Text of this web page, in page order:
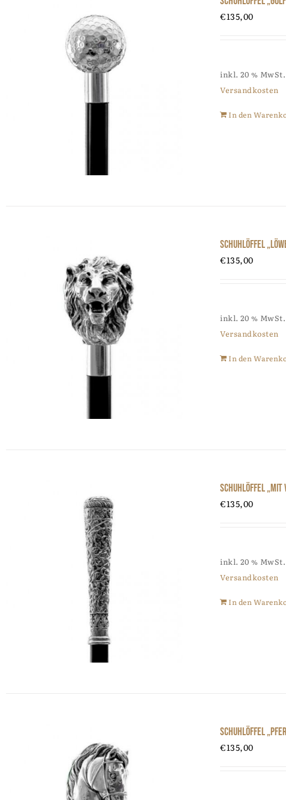
€135,00
inkl. 20 % MwSt.
Versandkosten
In den
Schuhlöffel
€135,00
inkl. 20 % MwSt.
Versandkosten
In den
Schuhlöffel „mit
€135,00
inkl. 20 % MwSt.
Versandkosten
In den
Schuhlöffel
€135,00